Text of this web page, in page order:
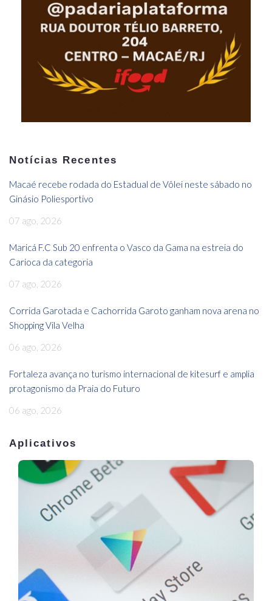
Notícias Recentes
Macaé recebe rodada do Estadual de Vôlei neste sábado no
Ginásio Poliesportivo
07 ago, 2026
Maricá F.C Sub 20 enfrenta o Vasco da Gama na estreia do
Carioca da categoria
07 ago, 2026
Corrida Garotada e Cachorrida Garoto ganham nova arena no
Shopping Vila Velha
06 ago, 2026
Fortaleza avança no turismo internacional de kitesurf e amplia
protagonismo da Praia do Futuro
06 ago, 2026
Aplicativos